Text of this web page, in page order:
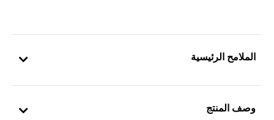
الملامح الرئيسية
وصف المنتج